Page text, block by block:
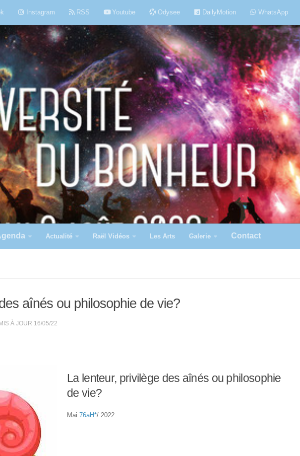
Instagram RSS Youtube Odysee DailyMotion WhatsApp
Actualité Raël Vidéos Les Arts Galerie Contact
aînés ou philosophie de vie?
À JOUR 16/05/22
La lenteur, privilège des aînés ou philosophie
de vie?
Mai 76aH*/ 2022